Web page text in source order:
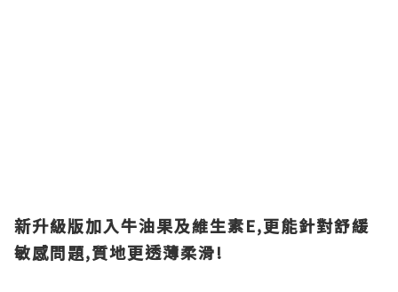
新升級版加入牛油果及維生素E,更能針對舒緩
敏感問題,質地更透薄柔滑!